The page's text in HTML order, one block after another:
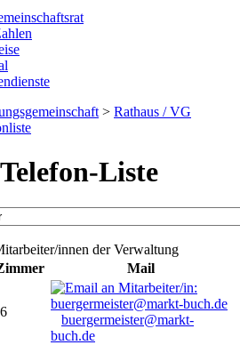
> Rathaus / VG
Liste
innen der Verwaltung
Mail
buergermeister@markt-
buch.de